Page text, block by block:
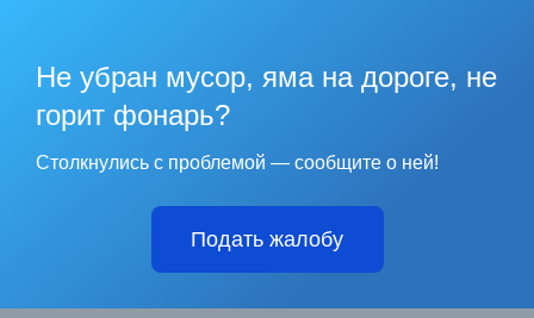
Не убран мусор, яма на дороге, не
горит фонарь?
Столкнулись с проблемой — сообщите о ней!
Подать жалобу